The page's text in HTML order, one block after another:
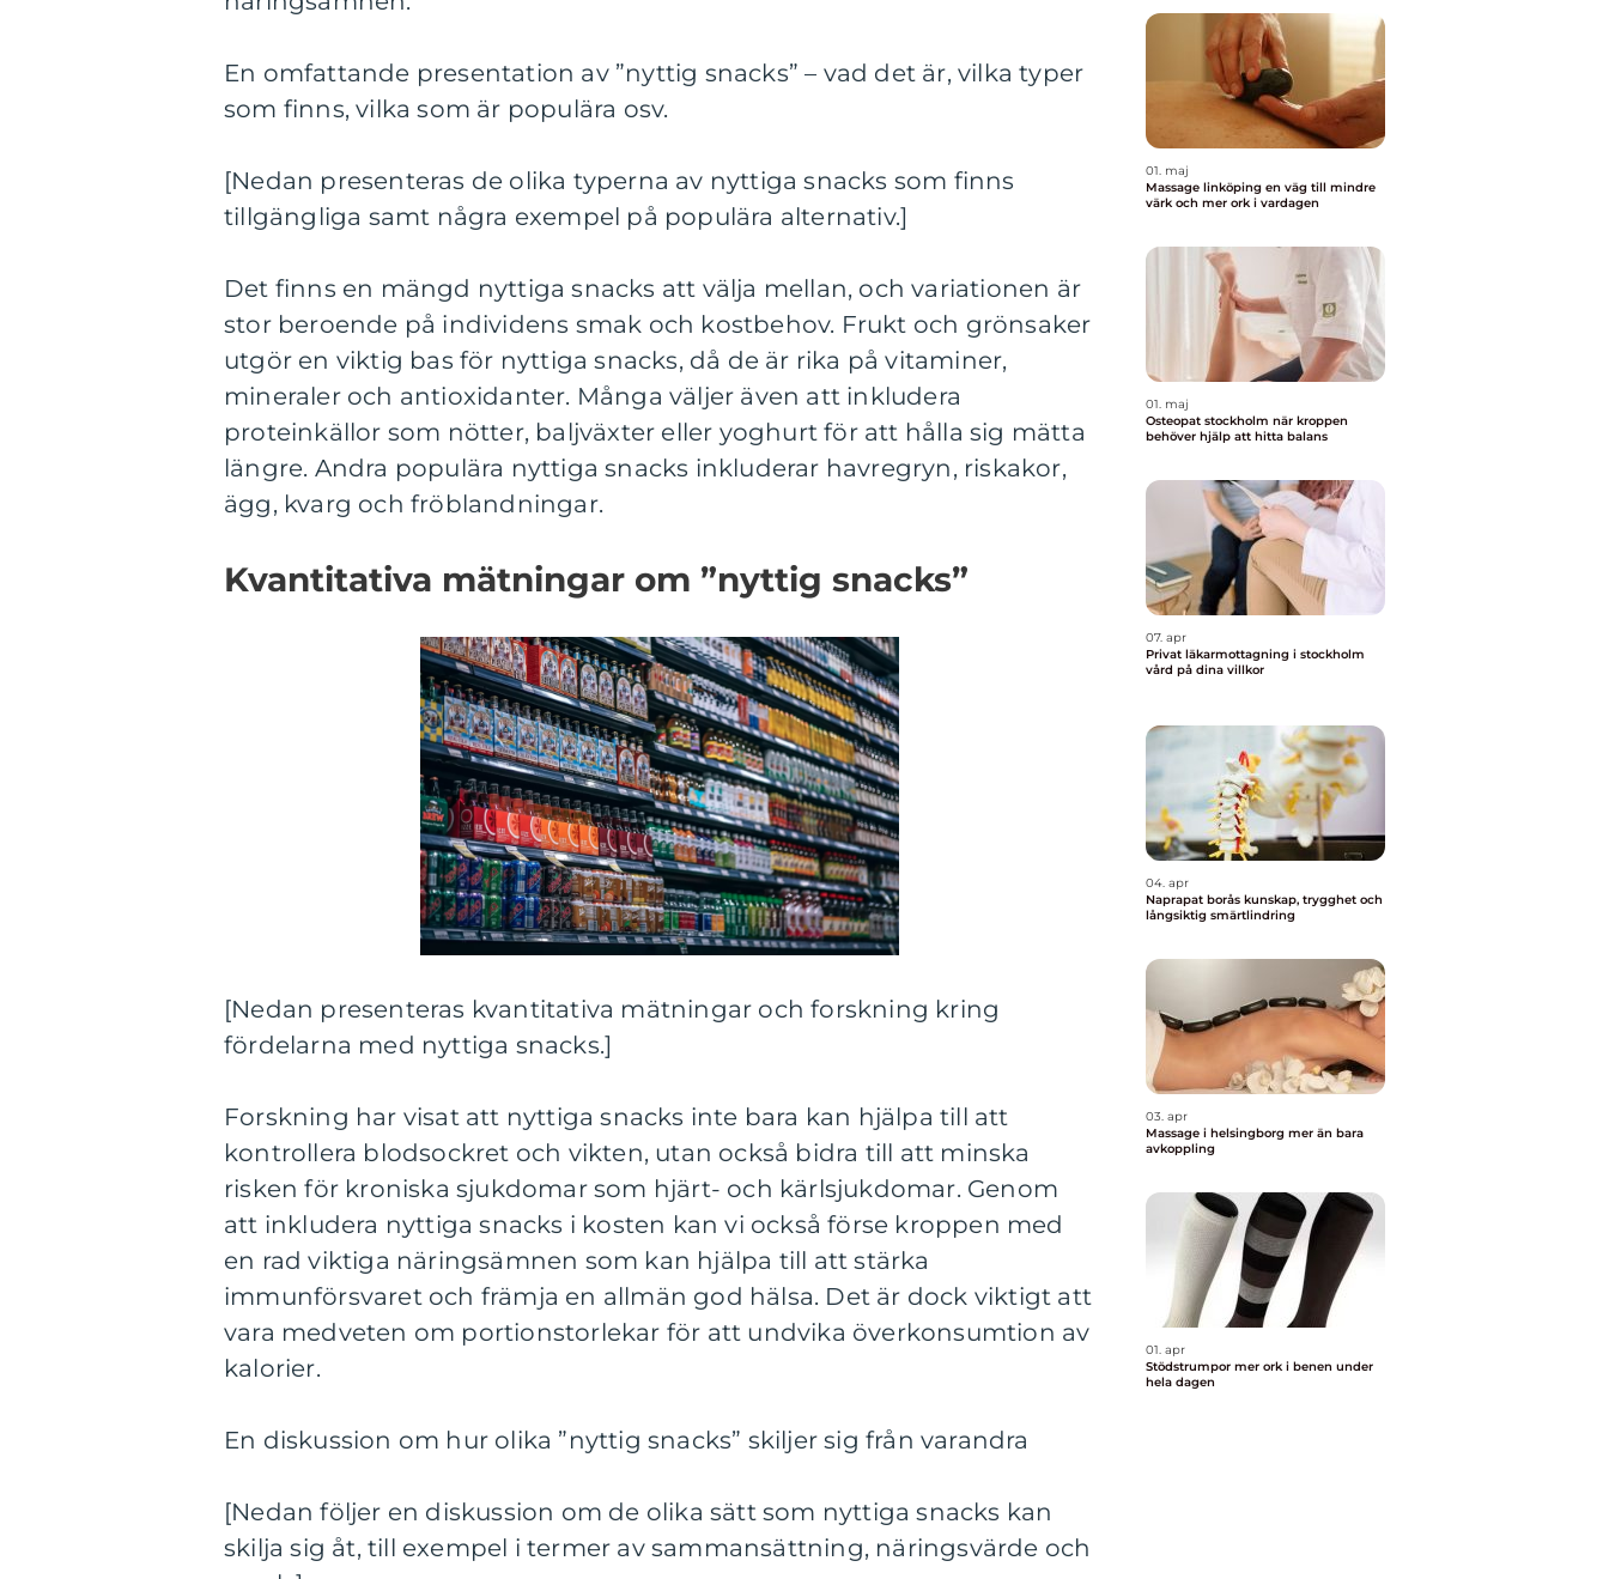
En omfattande presentation av ”nyttig snacks” – vad det är, vilka typer
som finns, vilka som är populära osv.
[Nedan presenteras de olika typerna av nyttiga snacks som finns
tillgängliga samt några exempel på populära alternativ.]
Det finns en mängd nyttiga snacks att välja mellan, och variationen är
stor beroende på individens smak och kostbehov. Frukt och grönsaker
utgör en viktig bas för nyttiga snacks, då de är rika på vitaminer,
mineraler och antioxidanter. Många väljer även att inkludera
proteinkällor som nötter, baljväxter eller yoghurt för att hålla sig mätta
längre. Andra populära nyttiga snacks inkluderar havregryn, riskakor,
ägg, kvarg och fröblandningar.
Kvantitativa mätningar om ”nyttig snacks”
[Nedan presenteras kvantitativa mätningar och forskning kring
fördelarna med nyttiga snacks.]
Forskning har visat att nyttiga snacks inte bara kan hjälpa till att
kontrollera blodsockret och vikten, utan också bidra till att minska
risken för kroniska sjukdomar som hjärt- och kärlsjukdomar. Genom
att inkludera nyttiga snacks i kosten kan vi också förse kroppen med
en rad viktiga näringsämnen som kan hjälpa till att stärka
immunförsvaret och främja en allmän god hälsa. Det är dock viktigt att
vara medveten om portionstorlekar för att undvika överkonsumtion av
kalorier.
En diskussion om hur olika ”nyttig snacks” skiljer sig från varandra
[Nedan följer en diskussion om de olika sätt som nyttiga snacks kan
skilja sig åt, till exempel i termer av sammansättning, näringsvärde och
01. maj
Massage linköping en väg till mindre
värk och mer ork i vardagen
01. maj
Osteopat stockholm när kroppen
behöver hjälp att hitta balans
07. apr
Privat läkarmottagning i stockholm
vård på dina villkor
04. apr
Naprapat borås kunskap, trygghet och
långsiktig smärtlindring
03. apr
Massage i helsingborg mer än bara
avkoppling
01. apr
Stödstrumpor mer ork i benen under
hela dagen